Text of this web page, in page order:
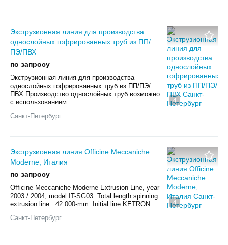
4
Экструзионная линия для производства
однослойных гофрированных труб из ПП/
ПЭ/ПВХ
по запросу
Экструзионная линия для производства
однослойных гофрированных труб из ПП/ПЭ/
ПВХ Производство однослойных труб возможно
с использованием...
Санкт-Петербург
4
Экструзионная линия Officine Meccaniche
Moderne, Италия
по запросу
Officine Meccaniche Moderne Extrusion Line, year
2003 / 2004, model IT-SG03. Total length spinning
extrusion line : 42.000-mm. Initial line KETRON...
Санкт-Петербург